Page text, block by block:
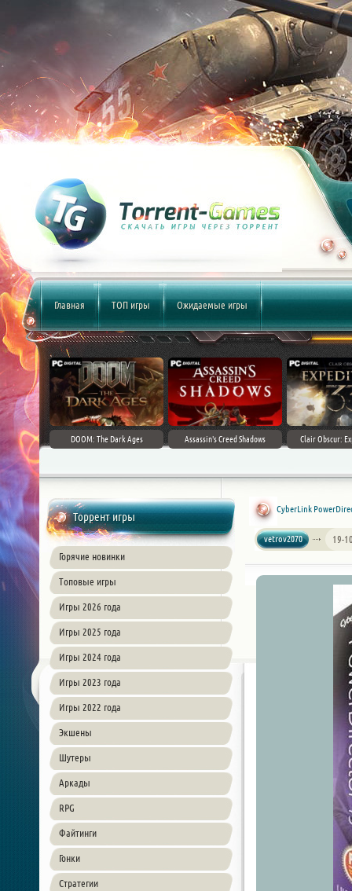
Главная ТОП игры Ожидаемые игры
DOOM: The Dark Ages Assassin's Creed Shadows Clair Obscur:
Торрент игры
Горячие новинки
Топовые игры
Игры 2026 года
Игры 2025 года
Игры 2024 года
Игры 2023 года
Игры 2022 года
Экшены
Шутеры
Аркады
RPG
Файтинги
Гонки
Стратегии
CyberLink
vetrov2070 19-